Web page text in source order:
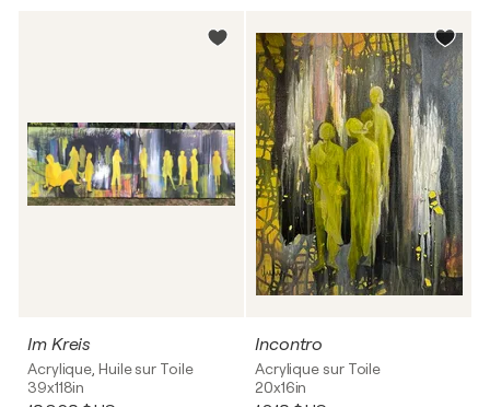
Im Kreis
Acrylique, Huile sur Toile
39x118in
Incontro
Acrylique sur Toile
20x16in